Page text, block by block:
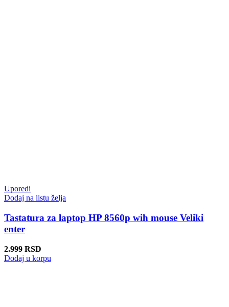
Uporedi
Dodaj na listu želja
Tastatura za laptop HP 8560p wih mouse Veliki
enter
2.999 RSD
Dodaj u korpu